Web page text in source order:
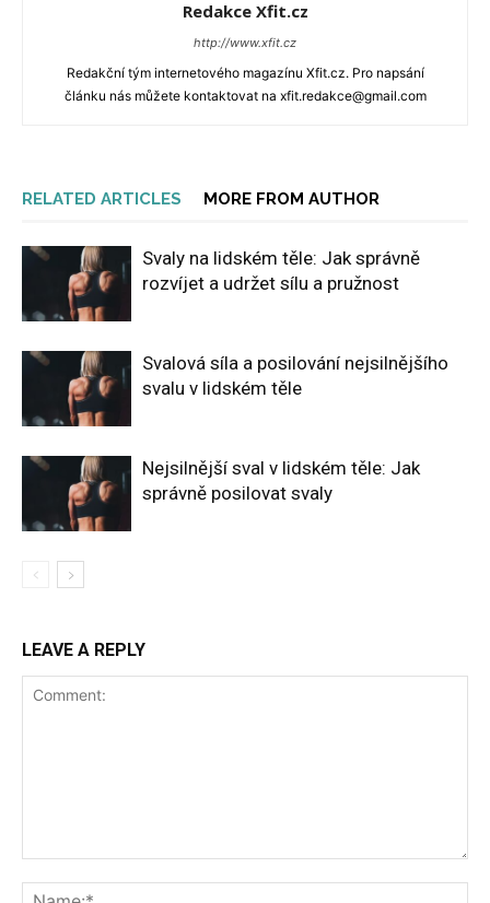
Redakce Xfit.cz
http://www.xfit.cz
Redakční tým internetového magazínu Xfit.cz. Pro napsání
článku nás můžete kontaktovat na xfit.redakce@gmail.com
RELATED ARTICLES MORE FROM AUTHOR
Svaly na lidském těle: Jak správně
rozvíjet a udržet sílu a pružnost
Svalová síla a posilování nejsilnějšího
svalu v lidském těle
Nejsilnější sval v lidském těle: Jak
správně posilovat svaly
LEAVE A REPLY